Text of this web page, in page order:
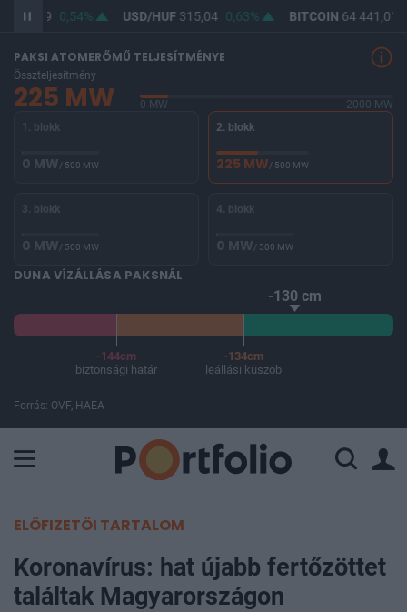
363,69 0,54% USD/HUF315,04 0,63% BITCOIN64 441,01
PAKSI ATOMERŐMŰ TELJESÍTMÉNYE
Összteljesítmény
225 MW 0 MW
2000 MW
1. blokk
0 MW/ 500 MW
2. blokk
225 MW/ 500 MW
3. blokk
0 MW/ 500 MW
4. blokk
0 MW/ 500 MW
DUNA VÍZÁLLÁSA PAKSNÁL
-130 cm
-144cm
biztonsági határ
-134cm
leállási küszöb
Forrás: OVF, HAEA
ELŐFIZETŐI TARTALOM
Koronavírus: hat újabb fertőzöttet
találtak Magyarországon